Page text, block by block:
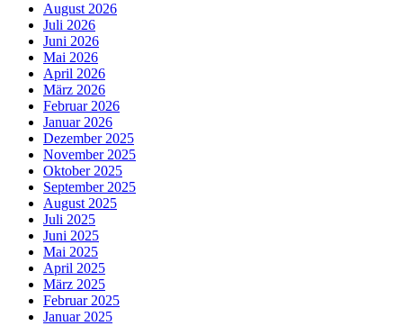
August 2026
Juli 2026
Juni 2026
Mai 2026
April 2026
März 2026
Februar 2026
Januar 2026
Dezember 2025
November 2025
Oktober 2025
September 2025
August 2025
Juli 2025
Juni 2025
Mai 2025
April 2025
März 2025
Februar 2025
Januar 2025